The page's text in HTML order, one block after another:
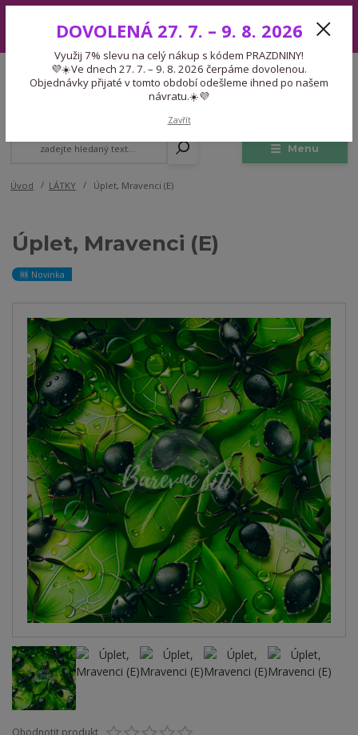
7. – 9. 8. 2026 čerpáme dovolenou. Objednávky přijaté v tomto období
odešleme ihned po našem návratu.☀️💜
Menu
CZK
Expedice 775 866 913
Po-Čt 9-15:30 Pá 9-14:30 Pauza 13-13:45
Úvod LÁTKY Úplet, Mravenci (E)
Úplet, Mravenci (E)
🆕 Novinka
Ohodnotit produkt
DOVOLENÁ 27. 7. – 9. 8. 2026
Využij 7% slevu na celý nákup s kódem PRAZDNINY!
💜☀️Ve dnech 27. 7. – 9. 8. 2026 čerpáme dovolenou.
Objednávky přijaté v tomto období odešleme ihned po našem
návratu.☀️💜
Zavřít